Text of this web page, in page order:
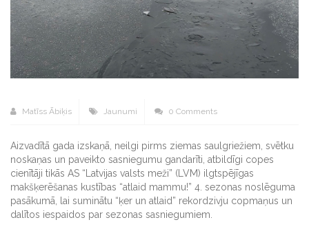
Matīss Ābiķis Jaunumi 0 Comments
Aizvadītā gada izskaņā, neilgi pirms ziemas saulgriežiem, svētku
noskaņas un paveikto sasniegumu gandarīti, atbildīgi copes
cienītāji tikās AS “Latvijas valsts meži” (LVM) ilgtspējīgas
makšķerēšanas kustības “atlaid mammu!” 4. sezonas noslēguma
pasākumā, lai suminātu “ķer un atlaid” rekordzivju copmaņus un
dalītos iespaidos par sezonas sasniegumiem.